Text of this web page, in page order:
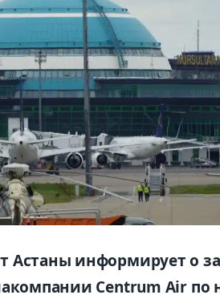
информирует о
Centrum Air по